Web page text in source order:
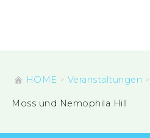
HOME Veranstaltungen
Moss und Nemophila Hill